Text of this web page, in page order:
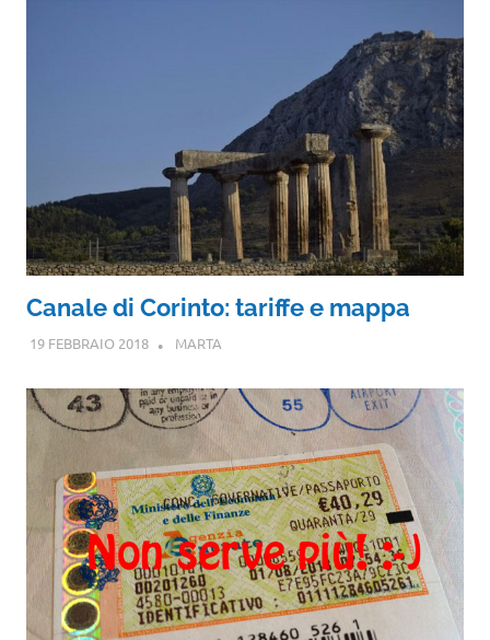
Canale di Corinto: tariffe e mappa
19 FEBBRAIO 2018 MARTA